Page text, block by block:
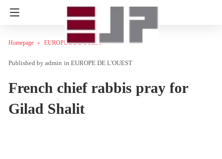
Homepage EUROPE DE L'OUEST
admin in EUROPE DE L'OUEST
French chief rabbis pray for
Gilad Shalit